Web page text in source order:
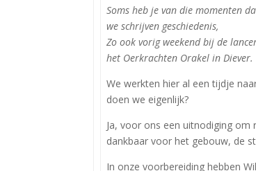
Soms heb je van die momenten
we schrijven geschiedenis,
Zo ook vorig weekend bij de
het Oerkrachten Orakel in Diever.
We werkten hier al een tijdje
doen we eigenlijk?
Ja, voor ons een uitnodiging
dankbaar voor het gebouw, de
In onze voorbereiding hebben